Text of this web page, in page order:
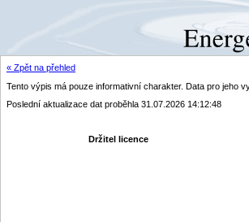
« Zpět na přehled
Tento výpis má pouze informativní charakter. Data pro jeho
Poslední aktualizace dat proběhla 31.07.2026 14:12:48
Držitel licence